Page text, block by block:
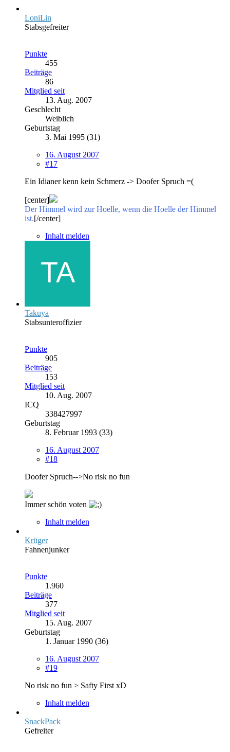
LoniLin
Stabsgefreiter
Punkte
455
Beiträge
86
Mitglied seit
13. Aug. 2007
Geschlecht
Weiblich
Geburtstag
3. Mai 1995 (31)
16. August 2007
#17
Ein Idianer kenn kein Schmerz -> Doofer Spruch =(
[center]
Der Himmel wird zur Hoelle, wenn die Hoelle der Himmel
ist.[/center]
Inhalt melden
Takuya
Stabsunteroffizier
Punkte
905
Beiträge
153
Mitglied seit
10. Aug. 2007
ICQ
338427997
Geburtstag
8. Februar 1993 (33)
16. August 2007
#18
Doofer Spruch-->No risk no fun
Immer schön voten
Inhalt melden
Krüger
Fahnenjunker
Punkte
1.960
Beiträge
377
Mitglied seit
15. Aug. 2007
Geburtstag
1. Januar 1990 (36)
16. August 2007
#19
No risk no fun > Safty First xD
Inhalt melden
SnackPack
Gefreiter